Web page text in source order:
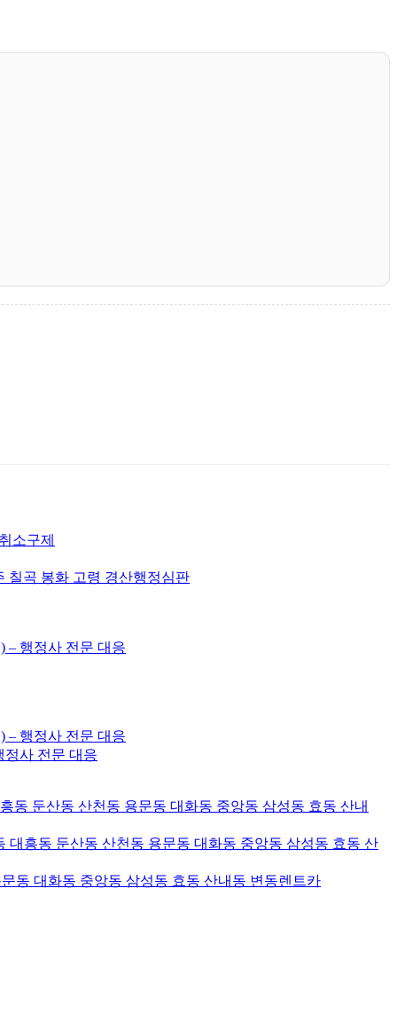
소구제
칠곡 봉화 고령 경산행정심판
– 행정사 전문 대응
– 행정사 전문 대응
정사 전문 대응
동 둔산동 산천동 용문동 대화동 중앙동 삼성동 효동 산내
흥동 둔산동 산천동 용문동 대화동 중앙동 삼성동 효동 산
동 대화동 중앙동 삼성동 효동 산내동 변동렌트카